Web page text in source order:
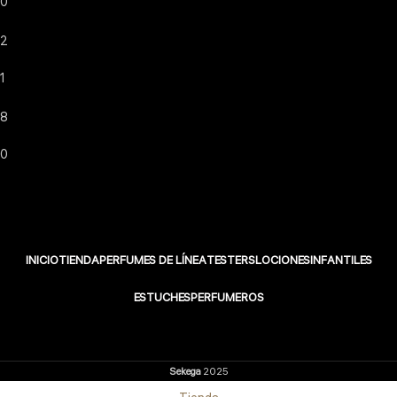
2
1
8
0
INICIOTIENDAPERFUMES DE LÍNEATESTERSLOCIONESINFANTILES
ESTUCHESPERFUMEROS
Sekega2025